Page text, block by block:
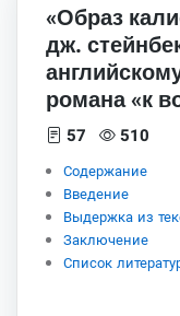
«Образ
дж.
романа «к
57 510
Содержание
Введение
Выдержка из
Заключение
Список